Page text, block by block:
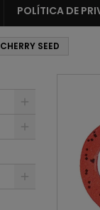
POLÍTICA DE
SEED